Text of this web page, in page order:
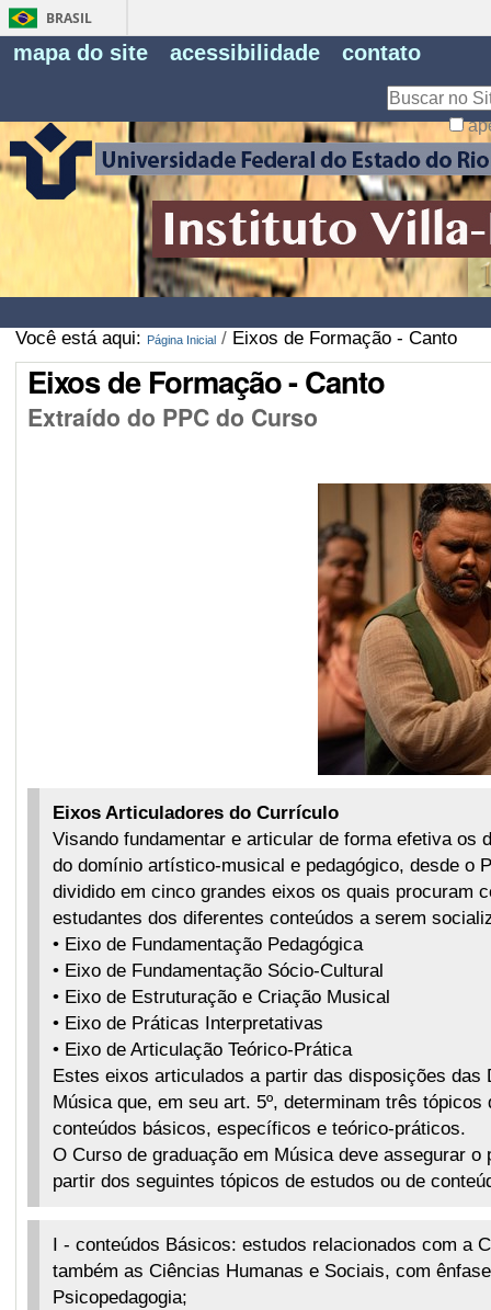
BRASIL
mapa do site acessibilidade contato
Você está aqui: Página Inicial / Eixos de Formação - Canto
Eixos de Formação - Canto
Extraído do PPC do Curso
Eixos Articuladores do Currículo
Visando fundamentar e articular de forma efetiva os
do domínio artístico-musical e pedagógico, desde o
dividido em cinco grandes eixos os quais procuram
estudantes dos diferentes conteúdos a serem
• Eixo de Fundamentação Pedagógica
• Eixo de Fundamentação Sócio-Cultural
• Eixo de Estruturação e Criação Musical
• Eixo de Práticas Interpretativas
• Eixo de Articulação Teórico-Prática
Estes eixos articulados a partir das disposições das
Música que, em seu art. 5º, determinam três
conteúdos básicos, específicos e teórico-práticos.
O Curso de graduação em Música deve assegurar
partir dos seguintes tópicos de estudos ou de
I - conteúdos Básicos: estudos relacionados com a
também as Ciências Humanas e Sociais, com
Psicopedagogia;